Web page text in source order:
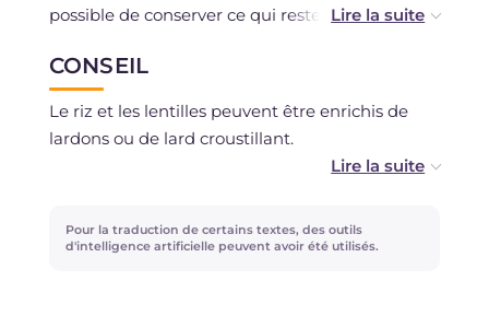
possible de conserver ce qui reste au
CONSEIL
Le riz et les lentilles peuvent être enrichis de
lardons ou de lard croustillant.
l'ajout d'autres fromages, les fromages de
montagne, qu'ils soient affinés ou frais et
Pour la traduction de certains textes, des outils
d'intelligence artificielle peuvent avoir été utilisés.